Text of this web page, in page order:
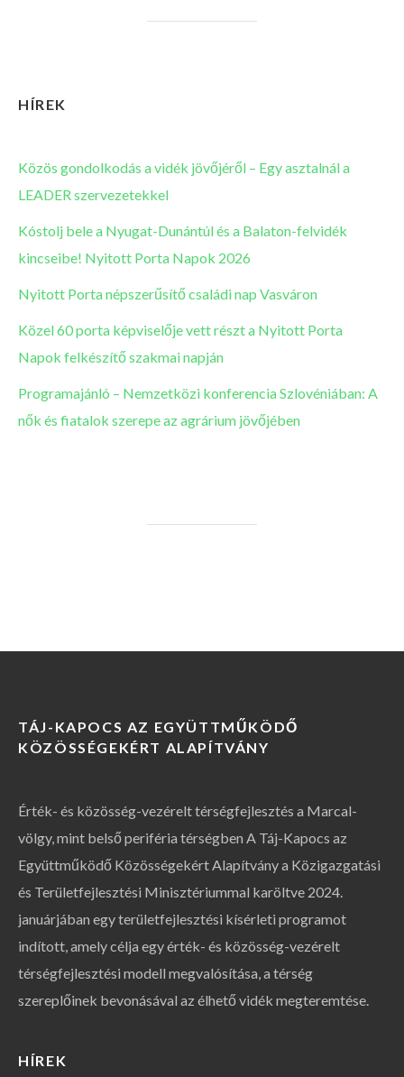
HÍREK
Közös gondolkodás a vidék jövőjéről – Egy asztalnál a
LEADER szervezetekkel
Kóstolj bele a Nyugat-Dunántúl és a Balaton-felvidék
kincseibe! Nyitott Porta Napok 2026
Nyitott Porta népszerűsítő családi nap Vasváron
Közel 60 porta képviselője vett részt a Nyitott Porta
Napok felkészítő szakmai napján
Programajánló – Nemzetközi konferencia Szlovéniában: A
nők és fiatalok szerepe az agrárium jövőjében
TÁJ-KAPOCS AZ EGYÜTTMŰKÖDŐ
KÖZÖSSÉGEKÉRT ALAPÍTVÁNY
Érték- és közösség-vezérelt térségfejlesztés a Marcal-
völgy, mint belső periféria térségben A Táj-Kapocs az
Együttműködő Közösségekért Alapítvány a Közigazgatási
és Területfejlesztési Minisztériummal karöltve 2024.
januárjában egy területfejlesztési kísérleti programot
indított, amely célja egy érték- és közösség-vezérelt
térségfejlesztési modell megvalósítása, a térség
szereplőinek bevonásával az élhető vidék megteremtése.
HÍREK